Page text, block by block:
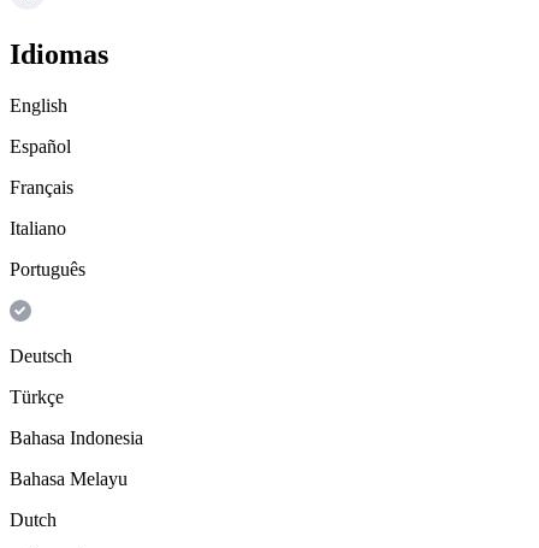
Idiomas
English
Español
Français
Italiano
Português
Deutsch
Türkçe
Bahasa Indonesia
Bahasa Melayu
Dutch